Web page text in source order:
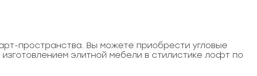
пространства. Вы можете приобрести угловые
элитной мебели в стилистике лофт по